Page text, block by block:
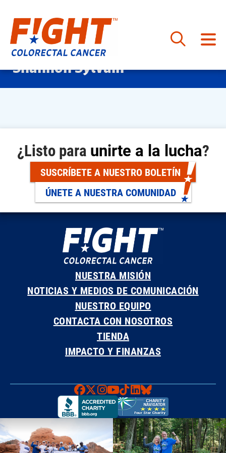
Saltar
al Shannon Sylvain
¿Listo para unirte a la lucha?
SUSCRÍBETE A NUESTRO BOLETÍN
ÚNETE A NUESTRA COMUNIDAD
NUESTRA MISIÓN
NOTICIAS Y MEDIOS DE COMUNICACIÓN
NUESTRO EQUIPO
CONTACTA CON NOSOTROS
TIENDA
IMPACTO Y FINANZAS
Faceboook
X Instagram
YouTube
TikTok
LinkedIn
Bluesky